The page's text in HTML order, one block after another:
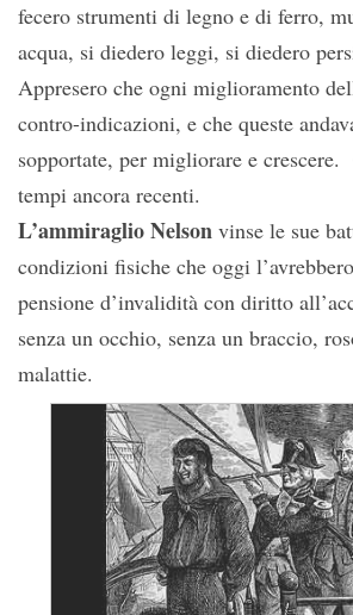
fecero strumenti di legno e di ferro,
acqua, si diedero leggi, si diedero
Appresero che ogni miglioramento
contro-indicazioni, e che queste
sopportate, per migliorare e
tempi ancora recenti.
L’ammiraglio Nelson vinse le sue
condizioni fisiche che oggi
pensione d’invalidità con diritto
senza un occhio, senza un braccio,
malattie.